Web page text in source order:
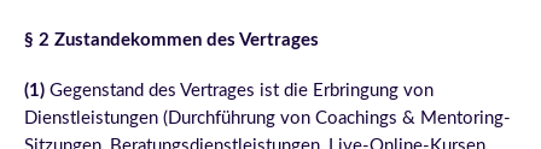
§ 2 Zustandekommen des Vertrages
(1) Gegenstand des Vertrages ist die Erbringung von
Dienstleistungen (Durchführung von Coachings & Mentoring-